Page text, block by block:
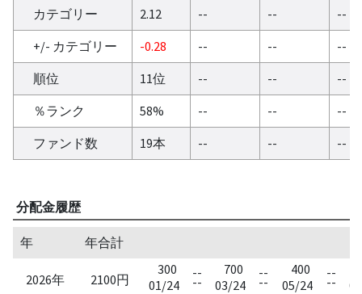
カテゴリー 2.12 -- --
--
+/- カテゴリー
-0.28 -- --
--
順位
11位 -- --
--
％ランク
58% -- --
--
ファンド数
19本 -- -- --
分配金履歴
年 年合計
2026年 2100円
300
01/24
--
--
700
03/24
--
--
400
05/24
--
--